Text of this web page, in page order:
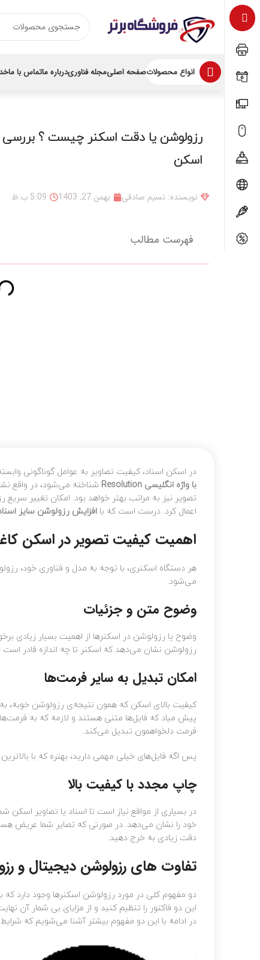
انواع محصولاتصفحه اصلیمجله فناوریدرباره ماتماس با ما
رزولوشن یا دقت اسکنر چیست ؟
اسکن
نویسنده: نسیم صادقی بهمن 27, 1403 5:09 ب.ظ
فهرست مطالب
در اسکن اسناد، کیفیت تصاویر به عوامل گوناگونی
با واژه انگلیسی Resolution
شناخته می‌شود، در واقع
تصویر نیز به مراتب بهتر خواهد بود. امکان تغییر
اعمال کرد. درست است که با افزایش رزولوشن سایز
اهمیت کیفیت تصویر در اسکن
هر دستگاه اسکنری، با توجه به مدل و فناوری خود،
می‌شود.
وضوح متن و جزئیات
وضوح یا رزولوشن در اسکنرها از اهمیت بسیار زیادی
رزولوشن نشان می‌دهد که اسکنر تا چه اندازه قادر
امکان تبدیل به سایر فرمت‌ها
کیفیت بالای اسکن که همون نتیجه‌ی رزولوشن خوبه، به
فرمت دلخواهمون تبدیل می‌کند.
پس اگه فایل‌های خیلی مهمی دارید، بهتره که با
چاپ مجدد با کیفیت بالا
در بسیاری از مواقع نیاز است تا اسناد یا تصاویر
خود را نشان می‌دهد. در صورتی که تصایر شما عریض
دقت زیادی به خرج دهید.
تفاوت های رزولوشن دیجیتال و
دو مفهوم کلی در مورد رزولوشن اسکنرها وجود دارد که
این دو فاکتور را تنظیم کنید و از مزایای بی شمار آن
در ادامه با این دو مفهوم بیشتر آشنا می‌شویم که